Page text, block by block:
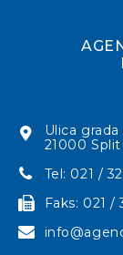
Ulica
21000 Split
Tel: 021 /
Faks: 021 /